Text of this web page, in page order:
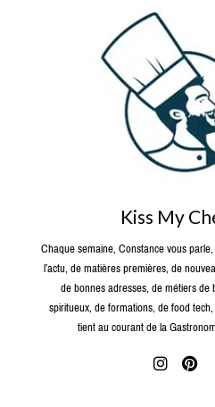
Kiss My
Chaque semaine, Constance vous
l’actu, de matières premières, de
de bonnes adresses, de métiers de
spiritueux, de formations, de food
tient au courant de la